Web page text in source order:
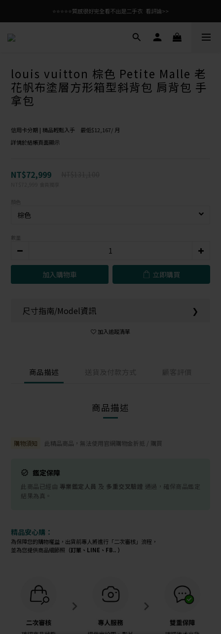
⭐⭐⭐⭐⭐質感很好完全看不出是二手衣  看評論>>
louis vuitton 棕色 Petite Malle 老
花帆布塗層方形箱型斜背包 肩背包 手
拿包
信用卡分期 | 精品輕鬆入手 最低$12,167/ 月
詳情於結帳頁面顯示
NT$72,999 NT$131,100
顏色
數量
加入購物車 立即購買
尺寸指南/Model資訊 ❯
加入追蹤清單
商品描述 送貨及付款方式 顧客評價
商品描述
購物須知 此精品商品，無法使用官網購物金折抵 / 購買
鑑定保障
此商品已經由 專業鑑定人員 及 多重交叉驗證 通過，確保商品鑑定
結果為真。
精品安心購：
為保障您的購物權益，出貨前專人將進行「二次審核」流程，
並為您提供商品細節照 （訂單、LINE、FB.. ）